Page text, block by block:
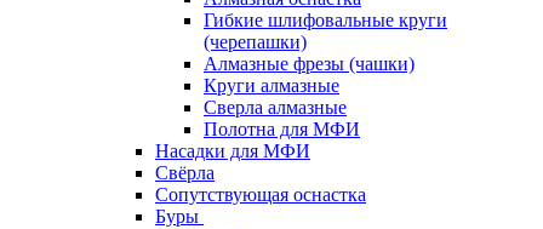
Гибкие шлифовальные круги
(черепашки)
Алмазные фрезы (чашки)
Круги алмазные
Сверла алмазные
Полотна для МФИ
Насадки для МФИ
Свёрла
Сопутствующая оснастка
Буры